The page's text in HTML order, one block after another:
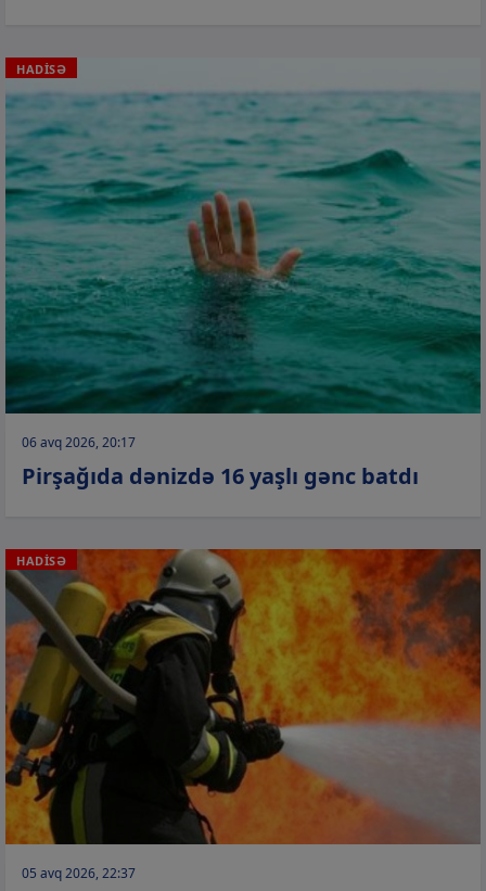
HADİSƏ
06 avq 2026, 20:17
Pirşağıda dənizdə 16 yaşlı gənc batdı
HADİSƏ
05 avq 2026, 22:37